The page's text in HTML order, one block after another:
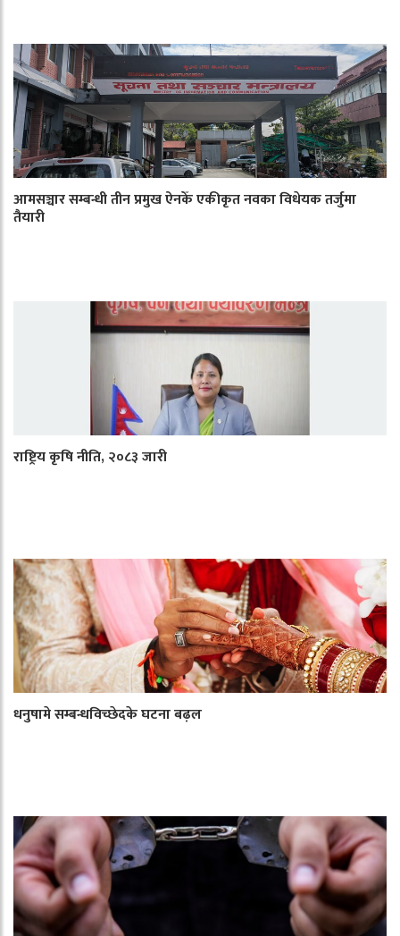
आमसञ्चार सम्बन्धी तीन प्रमुख ऐनकेँ एकीकृत नवका विधेयक तर्जुमा
तैयारी
राष्ट्रिय कृषि नीति, २०८३ जारी
धनुषामे सम्बन्धविच्छेदके घटना बढ़ल